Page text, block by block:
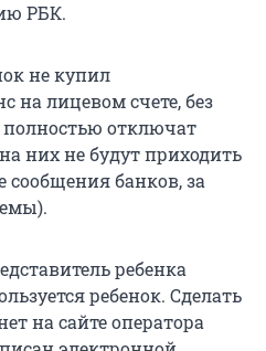
РБК.
не купил
на лицевом счете, без
полностью отключат
них не будут приходить
банков, за
ребенка
ребенок. Сделать
на сайте оператора